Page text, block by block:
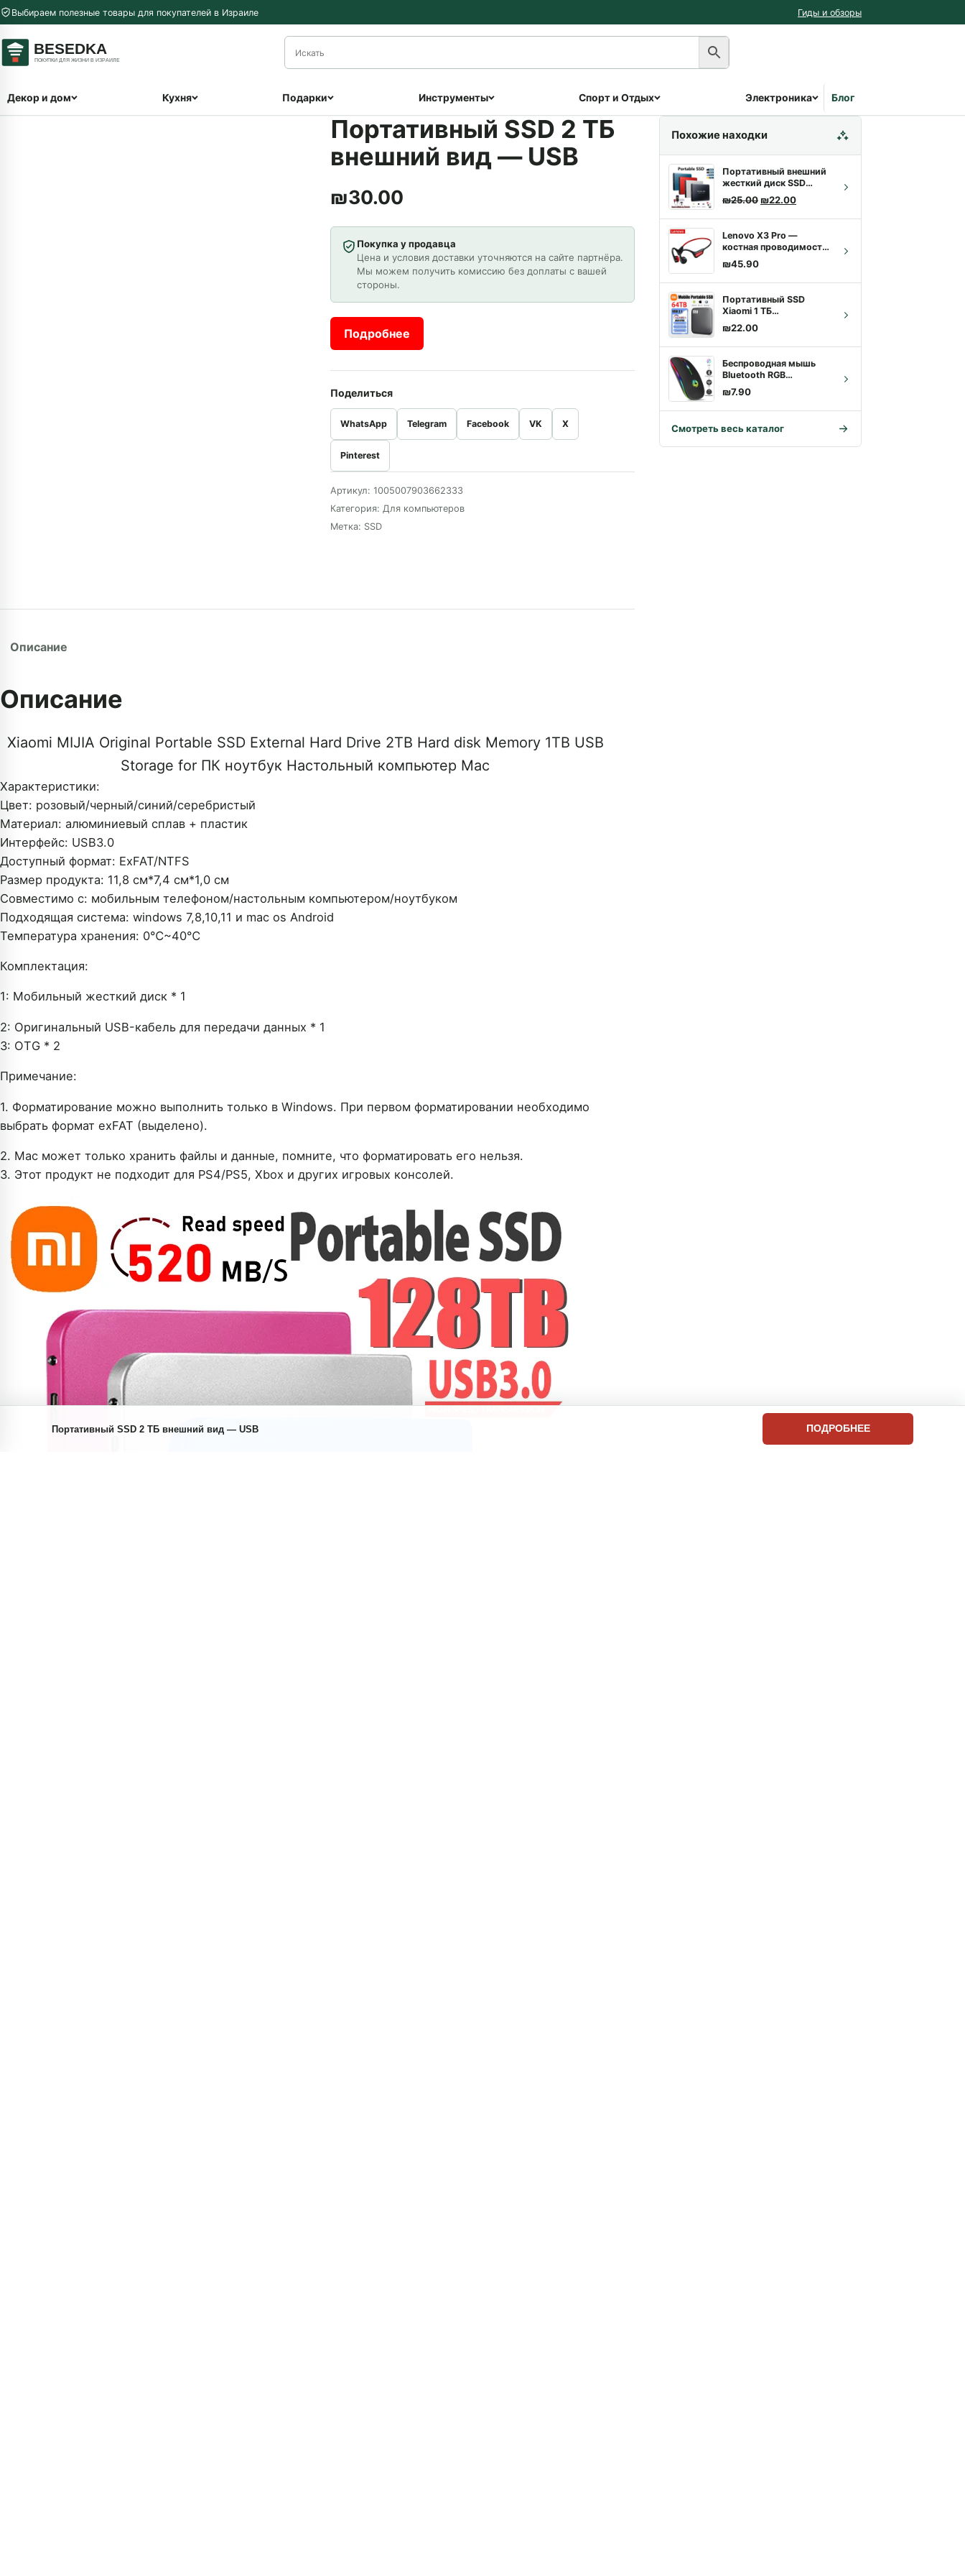
Перейти к содержимому
Выбираем полезные товары для покупателей в Израиле Гиды и обзоры
Декор и дом Кухня Подарки Инструменты Спорт и Отдых Электроника Блог
Портативный SSD 2 ТБ
внешний вид — USB
₪30.00
Покупка у продавца
Цена и условия доставки уточняются на сайте партнёра.
Мы можем получить комиссию без доплаты с вашей
стороны.
Подробнее
Поделиться
WhatsApp Telegram Facebook VK X
Pinterest
Артикул: 1005007903662333
Категория: Для компьютеров
Метка: SSD
Описание
Описание
Xiaomi MIJIA Original Portable SSD External Hard Drive 2TB Hard disk Memory 1TB USB
Storage for ПК ноутбук Настольный компьютер Mac
Характеристики:
Цвет: розовый/черный/синий/серебристый
Материал: алюминиевый сплав + пластик
Интерфейс: USB3.0
Доступный формат: ExFAT/NTFS
Размер продукта: 11,8 см*7,4 см*1,0 см
Совместимо с: мобильным телефоном/настольным компьютером/ноутбуком
Подходящая система: windows 7,8,10,11 и mac os Android
Температура хранения: 0℃~40℃
Комплектация:
1: Мобильный жесткий диск * 1
2: Оригинальный USB-кабель для передачи данных * 1
3: OTG * 2
Примечание:
1. Форматирование можно выполнить только в Windows. При первом форматировании необходимо
выбрать формат exFAT (выделено).
2. Mac может только хранить файлы и данные, помните, что форматировать его нельзя.
3. Этот продукт не подходит для PS4/PS5, Xbox и других игровых консолей.
Похожие находки
Портативный внешний
жесткий диск SSD
512G-4T
₪25.00 Первоначальная цена составляла
₪22.00Текущая цена: ₪22.00.
Lenovo X3 Pro —
костная проводимость,
Bluetooth 5.3, IPX5,
спорт | Купить с
доставкой
₪45.90
Портативный SSD
Xiaomi 1 ТБ
Высокоскоростной
внешний SSD
₪22.00
Беспроводная мышь
Bluetooth RGB
перезаряжаемая мышь
Беспроводная
компьютерная
светодиодной панелью
эргономичная игровая
₪7.90
Смотреть весь каталог
Портативный SSD 2 ТБ внешний вид — USB ПОДРОБНЕЕ